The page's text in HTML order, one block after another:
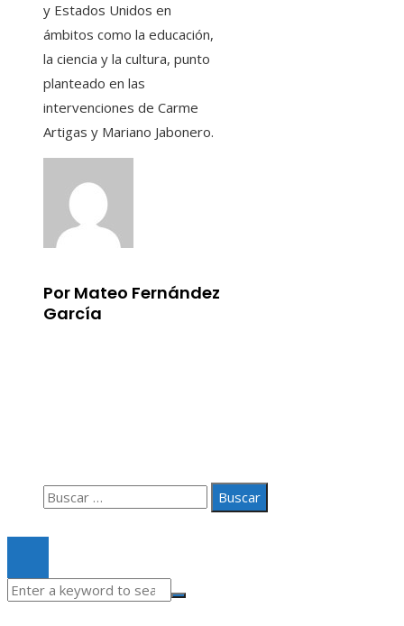
y Estados Unidos en
ámbitos como la educación,
la ciencia y la cultura, punto
planteado en las
intervenciones de Carme
Artigas y Mariano Jabonero.
Por Mateo Fernández
García
Buscar: